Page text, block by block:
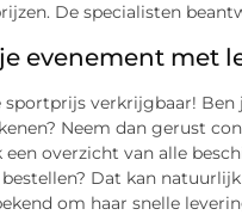
De specialisten
evenement met
sportprijs verkrijgbaar! Ben
Neem dan gerust
overzicht van alle
Dat kan
om haar snelle